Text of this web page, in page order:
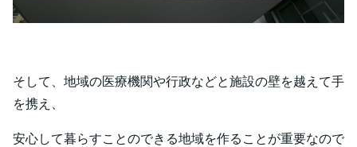
そして、地域の医療機関や行政などと施設の壁を越えて手
を携え、
安心して暮らすことのできる地域を作ることが重要なので